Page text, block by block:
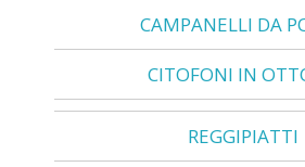
CAMPANELLI DA
CITOFONI IN
REGGIPIATTI